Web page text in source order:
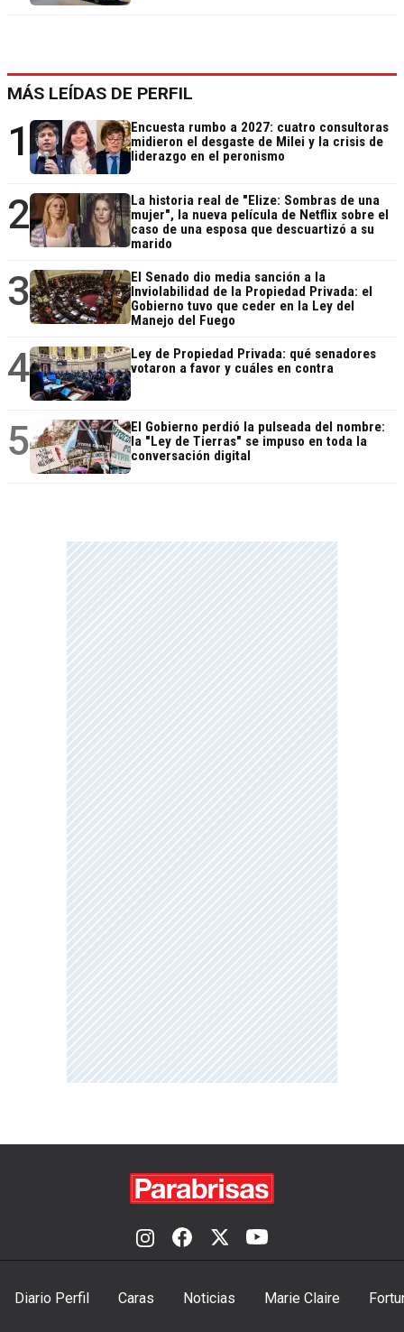
MÁS LEÍDAS DE PERFIL
1
Encuesta rumbo a 2027: cuatro consultoras
midieron el desgaste de Milei y la crisis de
liderazgo en el peronismo
2
La historia real de "Elize: Sombras de una
mujer", la nueva película de Netflix sobre el
caso de una esposa que descuartizó a su
marido
3
El Senado dio media sanción a la
Inviolabilidad de la Propiedad Privada: el
Gobierno tuvo que ceder en la Ley del
Manejo del Fuego
4
Ley de Propiedad Privada: qué senadores
votaron a favor y cuáles en contra
5
El Gobierno perdió la pulseada del nombre:
la "Ley de Tierras" se impuso en toda la
conversación digital
Diario Perfil Caras Noticias Marie Claire